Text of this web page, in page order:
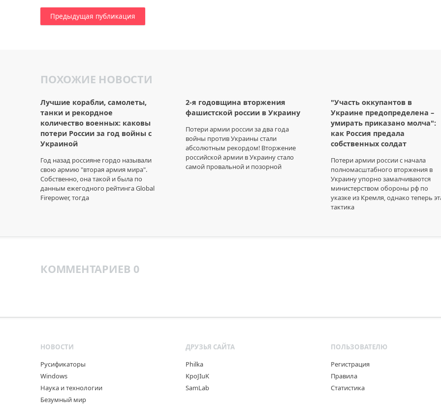
Предыдущая публикация
ПОХОЖИЕ НОВОСТИ
Лучшие корабли, самолеты,
танки и рекордное
количество военных: каковы
потери России за год войны с
Украиной
Год назад россияне гордо называли
свою армию "вторая армия мира".
Собственно, она такой и была по
данным ежегодного рейтинга Global
Firepower, тогда
2-я годовщина вторжения
фашистской россии в Украину
Потери армии россии за два года
войны против Украины стали
абсолютным рекордом! Вторжение
российской армии в Украину стало
самой провальной и позорной
"Участь оккупантов в
Украине предопределена –
умирать приказано молча":
как Россия предала
собственных солдат
Потери армии россии с начала
полномасштабного вторжения в
Украину упорно замалчиваются
министерством обороны рф по
указке из Кремля, однако теперь
тактика
КОММЕНТАРИЕВ 0
НОВОСТИ
Русификаторы
Windows
Наука и технологии
Безумный мир
ДРУЗЬЯ САЙТА
Philka
KpoJIuK
SamLab
ПОЛЬЗОВАТЕЛЮ
Регистрация
Правила
Статистика